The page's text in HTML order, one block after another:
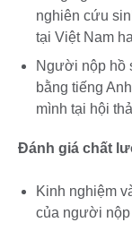
nghiên cứu
tại Việt Nam
Người nộp hồ
bằng tiếng
mình tại hội
Đánh giá chất
Kinh nghiệm
của người